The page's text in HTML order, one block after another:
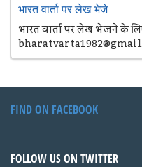
भारत वार्ता पर लेख भेजे
भारत वार्ता पर लेख भेजने के
FIND ON FACEBOOK
FOLLOW US ON TWITTER